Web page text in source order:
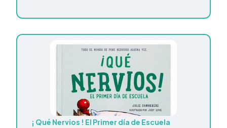
¡ Qué Nervios ! El Primer día de Escuela